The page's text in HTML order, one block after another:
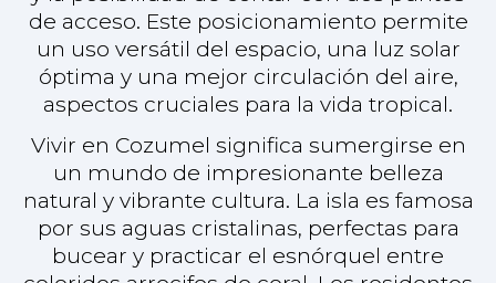
exuberantes paisajes tropicales y una
comunidad cálida y acogedora. La rica
historia y el patrimonio de Cozumel son
evidentes en sus festivales locales, su
cocina y su vida cotidiana, lo que la
convierte no sólo en un lugar para vivir,
sino en un lugar para experimentar.
Abrace un estilo de vida de relajación y
aventura en Cozumel. Ya sea que esté